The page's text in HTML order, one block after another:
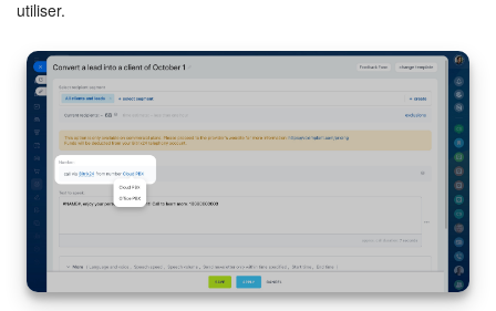
utiliser.